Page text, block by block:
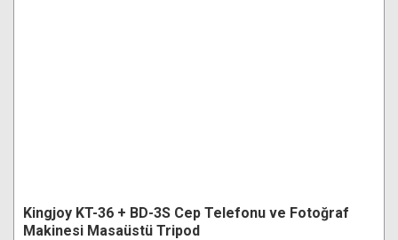
Kingjoy KT-36 + BD-3S Cep Telefonu ve Fotoğraf
Makinesi Masaüstü Tripod